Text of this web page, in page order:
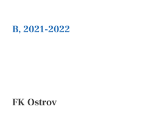
B, 2021-2022
FC
FK Ostrov